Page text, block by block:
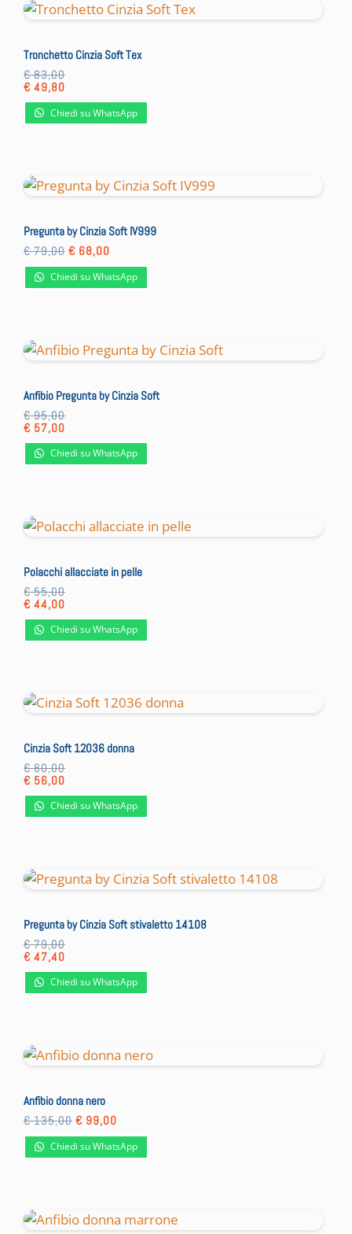
Tronchetto Cinzia Soft Tex
€83,00
€ 49,80
Chiedi su WhatsApp
Pregunta by Cinzia Soft IV999
€79,00 Il
prezzo
originale
era:
€ 68,00
attuale
è:
Chiedi su WhatsApp
Anfibio Pregunta by Cinzia Soft
€95,00
€ 57,00
Chiedi su WhatsApp
Polacchi allacciate in pelle
€55,00
€ 44,00
Chiedi su WhatsApp
Cinzia Soft 12036 donna
€80,00
€ 56,00
Chiedi su WhatsApp
Pregunta by Cinzia Soft stivaletto 14108
€79,00
€ 47,40
Chiedi su WhatsApp
Anfibio donna nero
€135,00 Il
prezzo
originale
era:
€ 99,00
attuale
è:
Chiedi su WhatsApp